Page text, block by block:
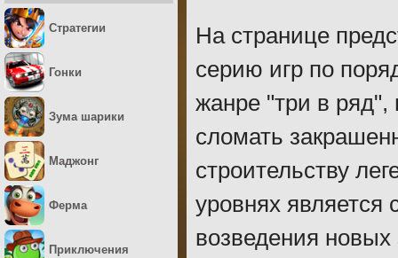
На странице
серию игр по
жанре "три в ряд",
сломать
строительству
уровнях является
возведения
Стратегии
Гонки
Зума шарики
Маджонг
Ферма
Приключения